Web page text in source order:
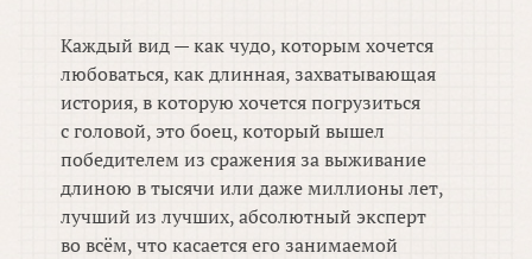
Каждый вид — как чудо, которым хочется
любоваться, как длинная, захватывающая
история, в которую хочется погрузиться
с головой, это боец, который вышел
победителем из сражения за выживание
длиною в тысячи или даже миллионы лет,
лучший из лучших, абсолютный эксперт
во всём, что касается его занимаемой